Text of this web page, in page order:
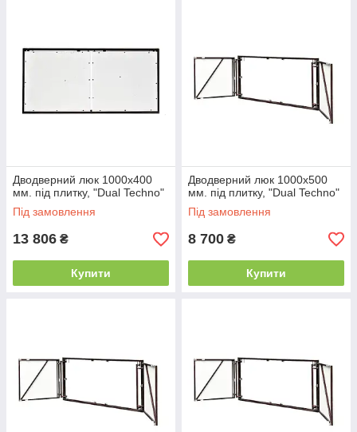
Дводверний люк 1000х400
мм. під плитку, "Dual Techno"
Під замовлення
13 806 ₴
Купити
Дводверний люк 1000х500
мм. під плитку, "Dual Techno"
Під замовлення
8 700 ₴
Купити